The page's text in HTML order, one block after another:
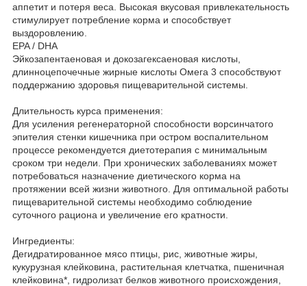
аппетит и потеря веса. Высокая вкусовая привлекательность
стимулирует потребление корма и способствует
выздоровлению.
EPA / DHA
Эйкозапентаеновая и докозагексаеновая кислоты,
длинноцепочечные жирные кислоты Омега 3 способствуют
поддержанию здоровья пищеварительной системы.
Длительность курса применения:
Для усиления регенераторной способности ворсинчатого
эпителия стенки кишечника при остром воспалительном
процессе рекомендуется диетотерапия с минимальным
сроком три недели. При хронических заболеваниях может
потребоваться назначение диетического корма на
протяжении всей жизни животного. Для оптимальной работы
пищеварительной системы необходимо соблюдение
суточного рациона и увеличение его кратности.
Ингредиенты:
Дегидратированное мясо птицы, рис, животные жиры,
кукурузная клейковина, растительная клетчатка, пшеничная
клейковина*, гидролизат белков животного происхождения,